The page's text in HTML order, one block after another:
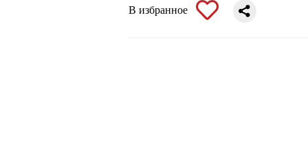
В избранное